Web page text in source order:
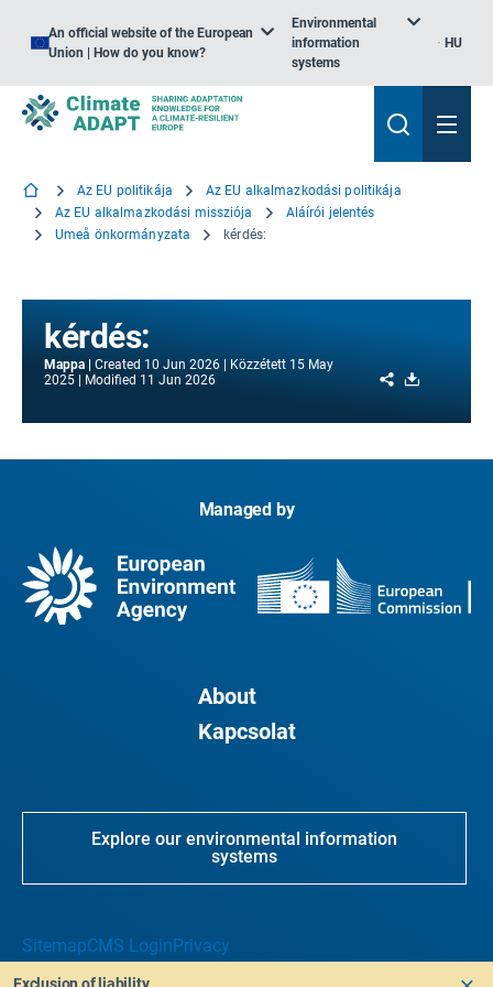
An official website of the European
Union | How do you know?
Environmental
information
systems
HU
Az EU politikája
Az EU alkalmazkodási politikája
Az EU alkalmazkodási missziója
Aláírói jelentés
Umeå önkormányzata
kérdés:
kérdés:
Mappa Created 10 Jun 2026 Közzétett 15 May
2025
Modified 11 Jun 2026 Share
Managed by
About
Kapcsolat
Explore our environmental information
systems
SitemapCMS LoginPrivacy
Exclusion of liability